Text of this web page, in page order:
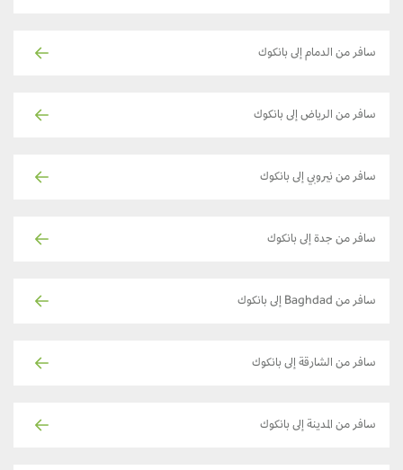
سافر من الدمام إلى بانكوك
سافر من الرياض إلى بانكوك
سافر من نيروبي إلى بانكوك
سافر من جدة إلى بانكوك
سافر من Baghdad إلى بانكوك
سافر من الشارقة إلى بانكوك
سافر من المدينة إلى بانكوك